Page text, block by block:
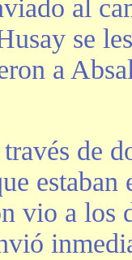
al
se
a
de
vio a los